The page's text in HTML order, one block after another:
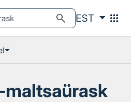
search EST apps